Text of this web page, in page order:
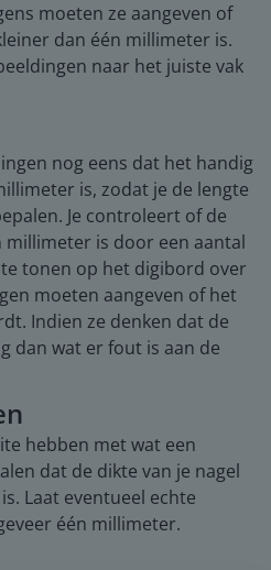
moeten ze aangeven of
dan één millimeter is.
naar het juiste vak
nog eens dat het handig
is, zodat je de lengte
Je controleert of de
millimeter is door een aantal
tonen op het digibord over
moeten aangeven of het
Indien ze denken dat de
dan wat er fout is aan de
hebben met wat een
dat de dikte van je nagel
Laat eventueel echte
één millimeter.